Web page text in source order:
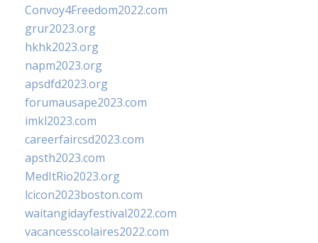
Convoy4Freedom2022.com
grur2023.org
hkhk2023.org
napm2023.org
apsdfd2023.org
forumausape2023.com
imkl2023.com
careerfaircsd2023.com
apsth2023.com
MedItRio2023.org
lcicon2023boston.com
waitangidayfestival2022.com
vacancesscolaires2022.com